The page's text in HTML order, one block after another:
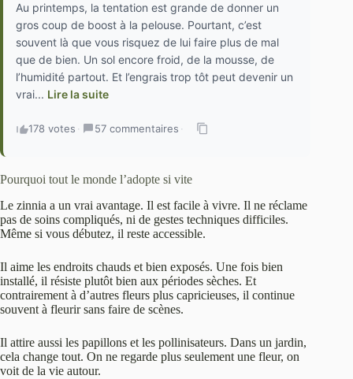
Au printemps, la tentation est grande de donner un
gros coup de boost à la pelouse. Pourtant, c’est
souvent là que vous risquez de lui faire plus de mal
que de bien. Un sol encore froid, de la mousse, de
l’humidité partout. Et l’engrais trop tôt peut devenir un
vrai... Lire la suite
178 votes · 57 commentaires ·
Pourquoi tout le monde l’adopte si vite
Le zinnia a un vrai avantage. Il est facile à vivre. Il ne réclame
pas de soins compliqués, ni de gestes techniques difficiles.
Même si vous débutez, il reste accessible.
Il aime les endroits chauds et bien exposés. Une fois bien
installé, il résiste plutôt bien aux périodes sèches. Et
contrairement à d’autres fleurs plus capricieuses, il continue
souvent à fleurir sans faire de scènes.
Il attire aussi les papillons et les pollinisateurs. Dans un jardin,
cela change tout. On ne regarde plus seulement une fleur, on
voit de la vie autour.